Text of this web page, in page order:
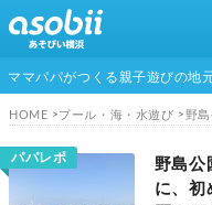
ママパパがつくる親子遊びの地
HOME プール・海・水遊び
パパレポ
野島公
に、初